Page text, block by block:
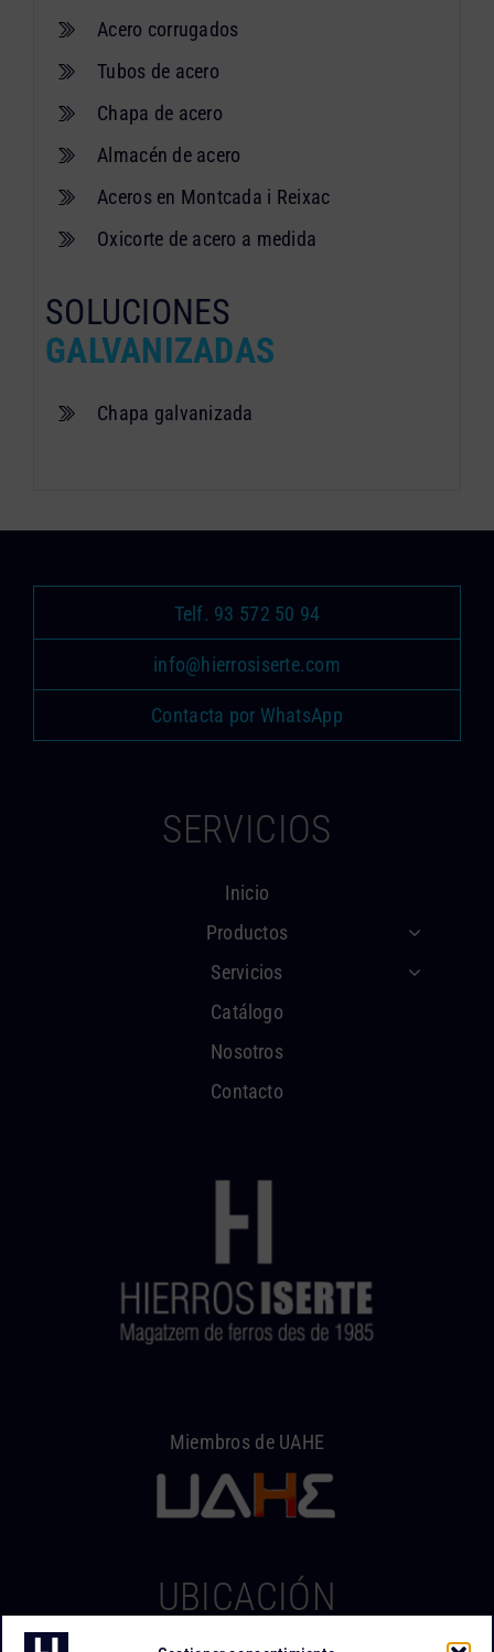
Acero corrugados
Tubos de acero
Chapa de acero
Almacén de acero
Aceros en Montcada i Reixac
Oxicorte de acero a medida
SOLUCIONES
GALVANIZADAS
Chapa galvanizada
Telf. 93 572 50 94
info@hierrosiserte.com
Contacta por WhatsApp
SERVICIOS
Inicio
Productos
Servicios
Catálogo
Nosotros
Contacto
Miembros de UAHE
UBICACIÓN